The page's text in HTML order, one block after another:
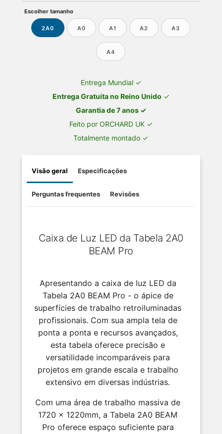
Escolher tamanho
2A0 A0 A1 A2 A3
A4
Entrega Mundial ✓
Entrega Gratuita no Reino Unido ✓
Garantia de 7 anos ✓
Feito por ORCHARD UK ✓
Totalmente montado ✓
Visão geral Especificações
Perguntas frequentes Revisões
Caixa de Luz LED da Tabela 2A0
BEAM Pro
Apresentando a caixa de luz LED da
Tabela 2A0 BEAM Pro - o ápice de
superfícies de trabalho retroiluminadas
profissionais. Com sua ampla tela de
ponta a ponta e recursos avançados,
esta tabela oferece precisão e
versatilidade incomparáveis para
projetos em grande escala e trabalho
extensivo em diversas indústrias.
Com uma área de trabalho massiva de
1720 x 1220mm, a Tabela 2A0 BEAM
Pro oferece espaço suficiente para